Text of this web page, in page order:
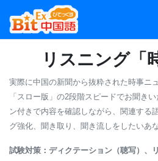
リスニング「
実際に中国の新聞から抜粋された時事ニ
「スロー版」の2段階スピードでお聞きい
ン付きで内容を確認しながら、関連する
グ強化、聞き取り、聞き流しをしたいあ
試験対策：ディクテーション（聴写）、